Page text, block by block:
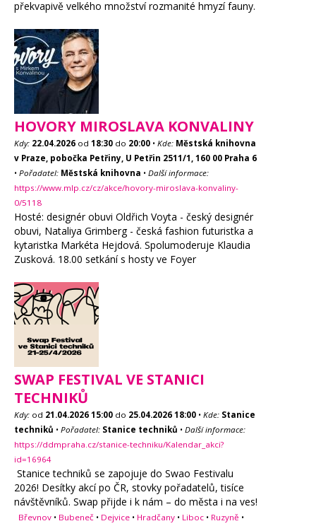
překvapivě velkého množství rozmanité hmyzí fauny.
HOVORY MIROSLAVA KONVALINY
Kdy: 22.04.2026 od 18:30 do 20:00 • Kde: Městská knihovna
v Praze, pobočka Petřiny, U Petřin 2511/1, 160 00 Praha 6
• Pořadatel: Městská knihovna • Další informace:
https://www.mlp.cz/cz/akce/hovory-miroslava-konvaliny-
0/5118
Hosté: designér obuvi Oldřich Voyta - český designér
obuvi, Nataliya Grimberg - česká fashion futuristka a
kytaristka Markéta Hejdová. Spolumoderuje Klaudia
Zusková. 18.00 setkání s hosty ve Foyer
SWAP FESTIVAL VE STANICI
TECHNIKŮ
Kdy: od 21.04.2026 15:00 do 25.04.2026 18:00 • Kde: Stanice
techniků • Pořadatel: Stanice techniků • Další informace:
https://ddmpraha.cz/stanice-techniku/Kalendar_akci?
id=16964
Stanice techniků se zapojuje do Swao Festivalu
2026! Desítky akcí po ČR, stovky pořadatelů, tisíce
návštěvníků. Swap přijde i k nám – do města i na ves!
Břevnov • Bubeneč • Dejvice • Hradčany • Liboc • Ruzyně •